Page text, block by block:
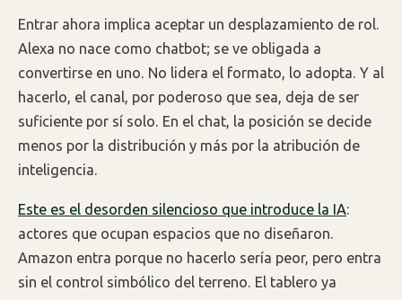
Entrar ahora implica aceptar un desplazamiento de rol.
Alexa no nace como chatbot; se ve obligada a
convertirse en uno. No lidera el formato, lo adopta. Y al
hacerlo, el canal, por poderoso que sea, deja de ser
suficiente por sí solo. En el chat, la posición se decide
menos por la distribución y más por la atribución de
inteligencia.
Este es el desorden silencioso que introduce la IA:
actores que ocupan espacios que no diseñaron.
Amazon entra porque no hacerlo sería peor, pero entra
sin el control simbólico del terreno. El tablero ya